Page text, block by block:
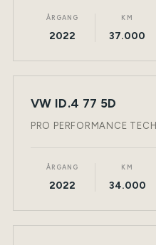
ÅRGANG
2022
KM
37.000
NY BIL
VW ID.4 77 5D
PRO PERFORMANCE TECH
ÅRGANG
2022
KM
34.000